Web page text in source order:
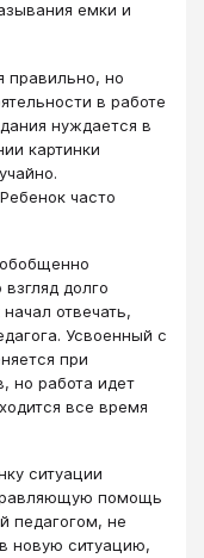
емки и
правильно, но
в работе
нуждается в
картинки
часто
долго
отвечать,
Усвоенный с
при
но работа идет
все время
ситуации
помощь
педагогом, не
новую ситуацию,